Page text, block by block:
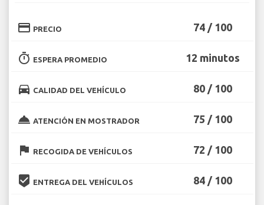
credit_card PRECIO 74 / 100
timer ESPERA PROMEDIO 12 minutos
directions_car CALIDAD DEL VEHÍCULO 80 / 100
room_service ATENCIÓN EN MOSTRADOR 75 / 100
flag RECOGIDA DE VEHÍCULOS 72 / 100
beenhere ENTREGA DEL VEHÍCULOS 84 / 100